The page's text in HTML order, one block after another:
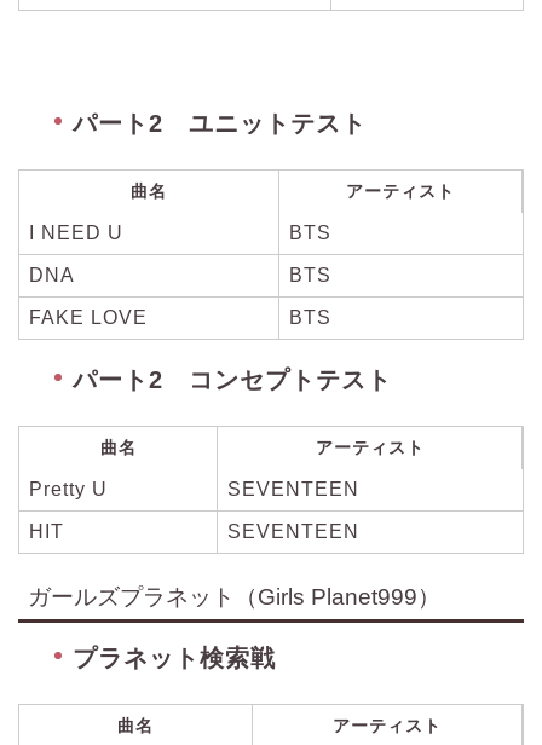
パート2 ユニットテスト
曲名 アーティスト
I NEED U BTS
DNA BTS
FAKE LOVE BTS
パート2 コンセプトテスト
曲名 アーティスト
Pretty U SEVENTEEN
HIT SEVENTEEN
ガールズプラネット（Girls Planet999）
プラネット検索戦
曲名 アーティスト